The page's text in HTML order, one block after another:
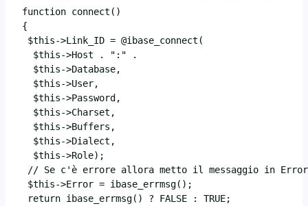
function connect()
{
$this->Link_ID = @ibase_connect(
  $this->Host . ":" .
  $this->Database,
  $this->User,
  $this->Password,
  $this->Charset,
  $this->Buffers,
  $this->Dialect,
  $this->Role);
// Se c'è errore allora metto il messaggio in Error
$this->Error = ibase_errmsg();
return ibase_errmsg() ? FALSE : TRUE;